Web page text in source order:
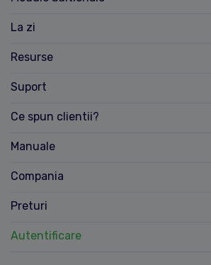
La zi
Resurse
Suport
Ce spun clientii?
Manuale
Compania
Preturi
Autentificare